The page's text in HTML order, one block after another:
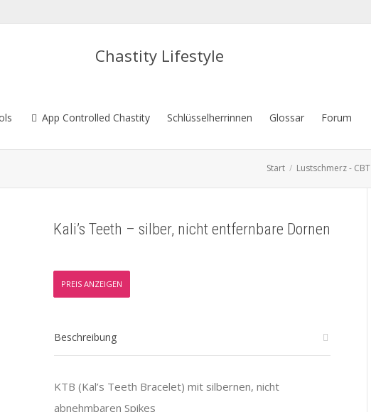
Chastity Lifestyle
App Controlled Chastity Schlüsselherrinnen Glossar Forum
Start Lustschmerz - CBT
Kali’s Teeth – silber, nicht entfernbare Dornen
PREIS ANZEIGEN
Beschreibung
KTB (Kal’s Teeth Bracelet) mit silbernen, nicht
abnehmbaren Spikes